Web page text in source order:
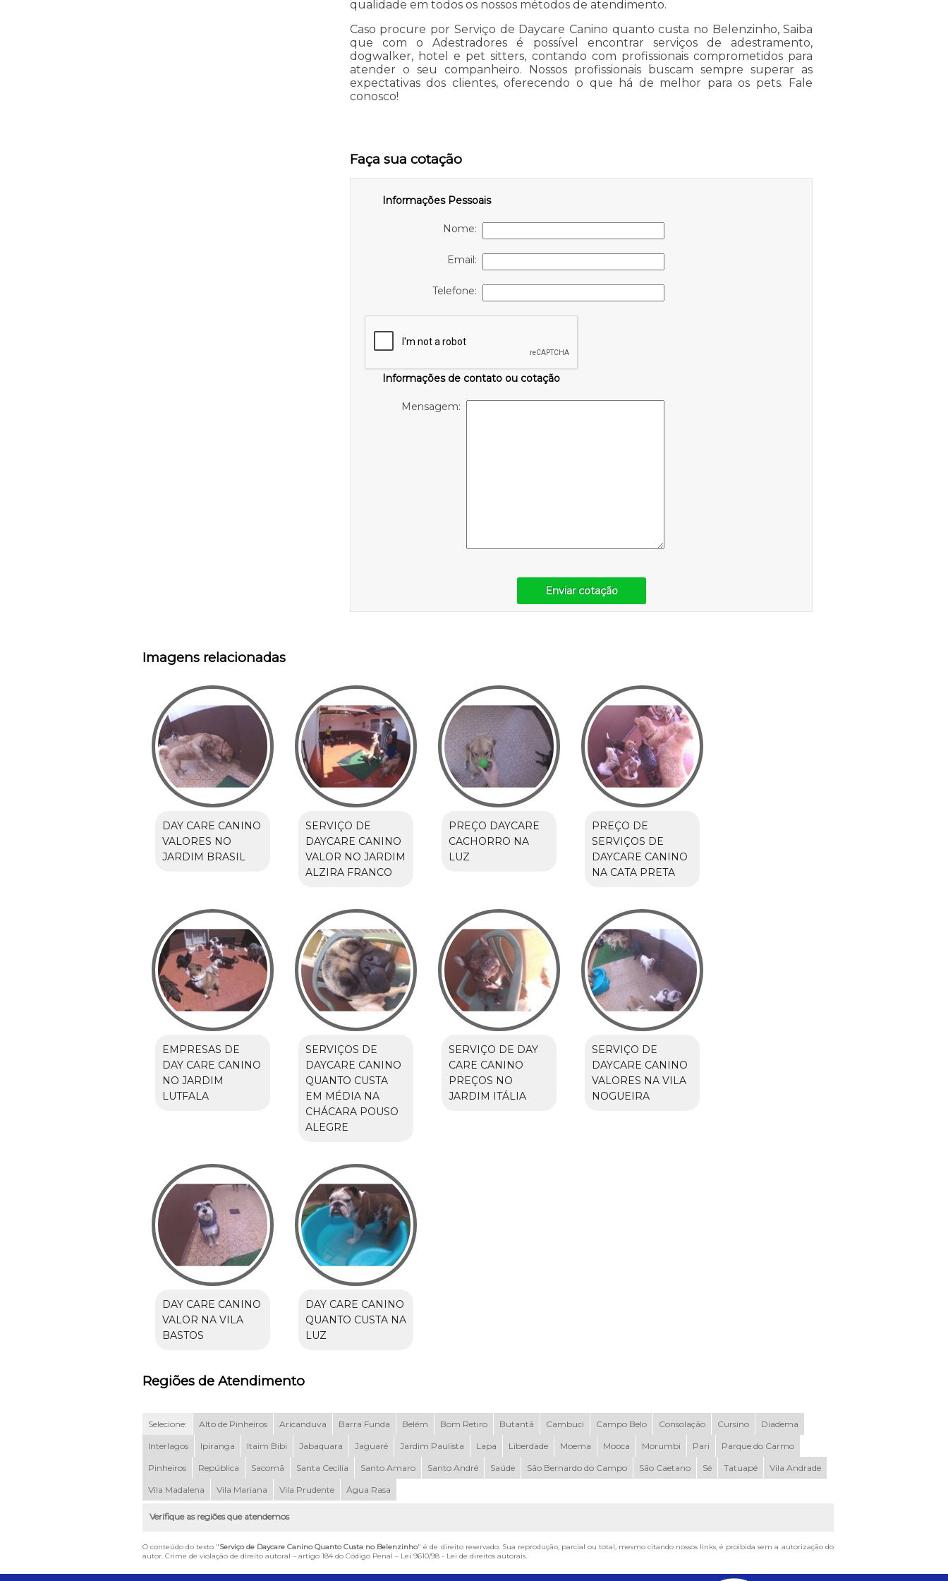
qualidade em todos os nossos métodos de atendimento.
Caso procure por Serviço de Daycare Canino quanto custa no Belenzinho, Saiba
que com o Adestradores é possível encontrar serviços de adestramento,
dogwalker, hotel e pet sitters, contando com profissionais comprometidos para
atender o seu companheiro. Nossos profissionais buscam sempre superar as
expectativas dos clientes, oferecendo o que há de melhor para os pets. Fale
conosco!
Faça sua cotação
Informações Pessoais
Nome:
Email:
Telefone:
Informações de contato ou cotação
Mensagem:
Enviar cotação
Imagens relacionadas
DAY CARE CANINO
VALORES NO
JARDIM BRASIL
SERVIÇO DE
DAYCARE CANINO
VALOR NO JARDIM
ALZIRA FRANCO
PREÇO DAYCARE
CACHORRO NA
LUZ
PREÇO DE
SERVIÇOS DE
DAYCARE CANINO
NA CATA PRETA
EMPRESAS DE
DAY CARE CANINO
NO JARDIM
LUTFALA
SERVIÇOS DE
DAYCARE CANINO
QUANTO CUSTA
EM MÉDIA NA
CHÁCARA POUSO
ALEGRE
SERVIÇO DE DAY
CARE CANINO
PREÇOS NO
JARDIM ITÁLIA
SERVIÇO DE
DAYCARE CANINO
VALORES NA VILA
NOGUEIRA
DAY CARE CANINO
VALOR NA VILA
BASTOS
DAY CARE CANINO
QUANTO CUSTA NA
LUZ
Regiões de Atendimento
Selecione: Alto de Pinheiros Aricanduva Barra Funda Belém Bom Retiro Butantã Cambuci Campo Belo Consolação Cursino Diadema
Interlagos Ipiranga Itaim Bibi Jabaquara Jaguaré Jardim Paulista Lapa Liberdade Moema Mooca Morumbi Pari Parque do Carmo
Pinheiros República Sacomã Santa Cecília Santo Amaro Santo André Saúde São Bernardo do Campo São Caetano Sé Tatuapé Vila Andrade
Vila Madalena Vila Mariana Vila Prudente Água Rasa
Verifique as regiões que atendemos
O conteúdo do texto "Serviço de Daycare Canino Quanto Custa no Belenzinho" é de direito reservado. Sua reprodução, parcial ou total, mesmo citando nossos links, é proibida sem a autorização do
autor. Crime de violação de direito autoral – artigo 184 do Código Penal – Lei 9610/98 - Lei de direitos autorais.